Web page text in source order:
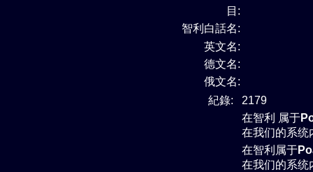
目:
智利白話名:
英文名:
德文名:
俄文名:
紀錄:
2179
在智利 属于
在我们的系统
在智利属于
在我们的系统